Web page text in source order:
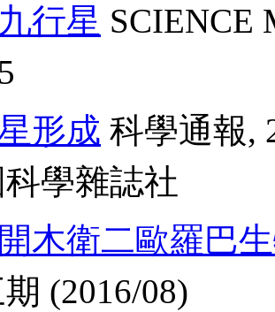
行星 SCIENCE
形成 科學通報,
學雜誌社
木衛二歐羅巴
(2016/08)